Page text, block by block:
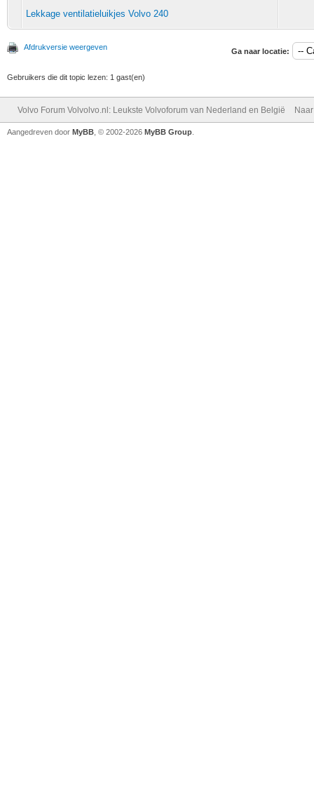
Lekkage ventilatieluikjes Volvo 240
Afdrukversie weergeven Ga naar locatie:
Gebruikers die dit topic lezen: 1 gast(en)
Volvo Forum Volvolvo.nl: Leukste Volvoforum van Nederland en België
Aangedreven door MyBB , © 2002-2026 MyBB Group